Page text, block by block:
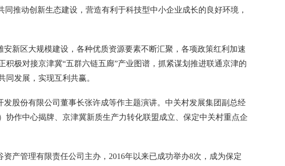
同推动创新生态建设，营造有利于科技型中小企业成长的良好环境，
新区大规模建设，各种优质资源要素不断汇聚，各项政策红利加速
极对接京津冀“五群六链五廊”产业图谱，抓紧谋划推进联通京津的
发展，实现互利共赢。
股份有限公司董事长张许成等作主题演讲。中关村发展集团副总经
作中心揭牌、京津冀新质生产力转化联盟成立、保定中关村重点企
产管理有限责任公司主办，2016年以来已成功举办8次，成为保定